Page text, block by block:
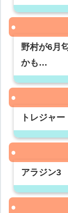
野村が6月
かも…
トレジャ
アラジン3